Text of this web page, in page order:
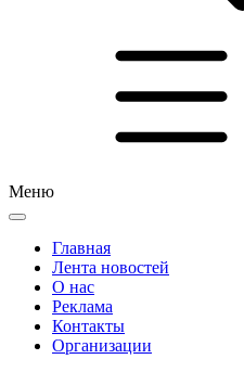
Меню
Главная
Лента новостей
О нас
Реклама
Контакты
Организации